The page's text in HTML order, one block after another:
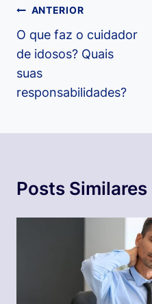
Navegação
de
Post
ANTERIOR
O que faz o cuidador
de idosos? Quais
suas
responsabilidades?
Posts Similares